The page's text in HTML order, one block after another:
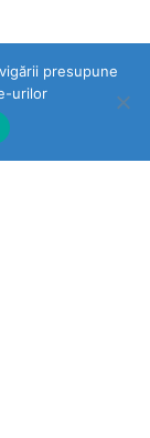
presupune
urilor